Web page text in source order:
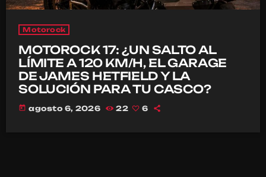
Motorock
MOTOROCK 17: ¿UN SALTO AL
LÍMITE A 120 KM/H, EL GARAGE
DE JAMES HETFIELD Y LA
SOLUCIÓN PARA TU CASCO?
today agosto 6, 2026 22 6